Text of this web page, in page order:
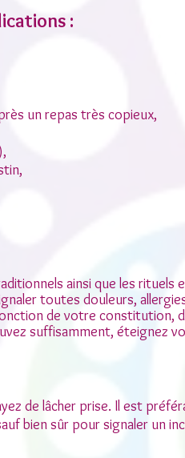
:
un repas très copieux,
ainsi que les
toutes douleurs,
de votre constitution,
suffisamment, éteignez
de lâcher prise. Il est
bien sûr pour signaler un